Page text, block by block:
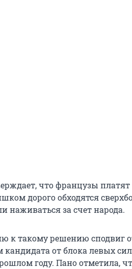
что французы
дорого обходятся
наживаться за счет народа.
к такому решению сподвиг
от блока левых
году. Пано отметила,